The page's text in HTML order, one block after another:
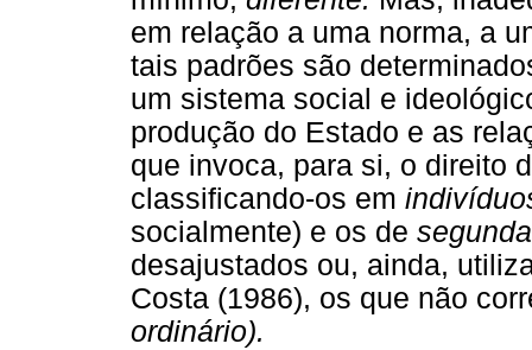
em relação a uma norma, a
tais padrões são
um sistema social e
produção do Estado e as
que invoca, para si, o direito
classificando-os em
socialmente) e os de
desajustados ou, ainda,
Costa (1986), os que não
ordinário).